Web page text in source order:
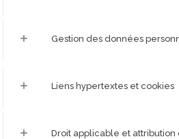
Gestion des données
Liens hypertextes et cookies
Droit applicable et attribution